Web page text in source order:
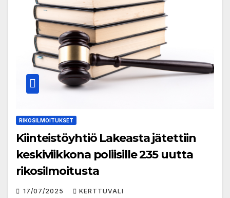
RIKOSILMOITUKSET
Kiinteistöyhtiö Lakeasta jätettiin
keskiviikkona poliisille 235 uutta
rikosilmoitusta
17/07/2025 KERTTUVALI